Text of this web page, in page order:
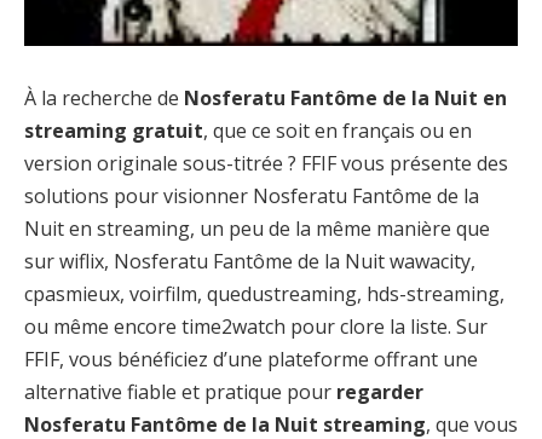
À la recherche de Nosferatu Fantôme de la Nuit en
streaming gratuit, que ce soit en français ou en
version originale sous-titrée ? FFIF vous présente des
solutions pour visionner Nosferatu Fantôme de la
Nuit en streaming, un peu de la même manière que
sur wiflix, Nosferatu Fantôme de la Nuit wawacity,
cpasmieux, voirfilm, quedustreaming, hds-streaming,
ou même encore time2watch pour clore la liste. Sur
FFIF, vous bénéficiez d’une plateforme offrant une
alternative fiable et pratique pour regarder
Nosferatu Fantôme de la Nuit streaming, que vous